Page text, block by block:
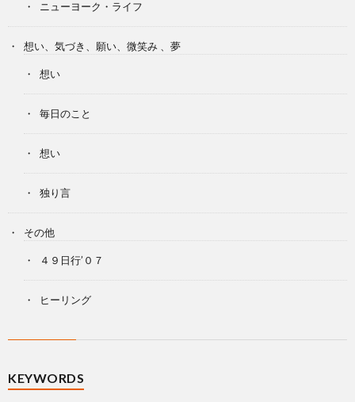
ニューヨーク・ライフ
想い、気づき、願い、微笑み 、夢
想い
毎日のこと
想い
独り言
その他
４９日行’０７
ヒーリング
KEYWORDS